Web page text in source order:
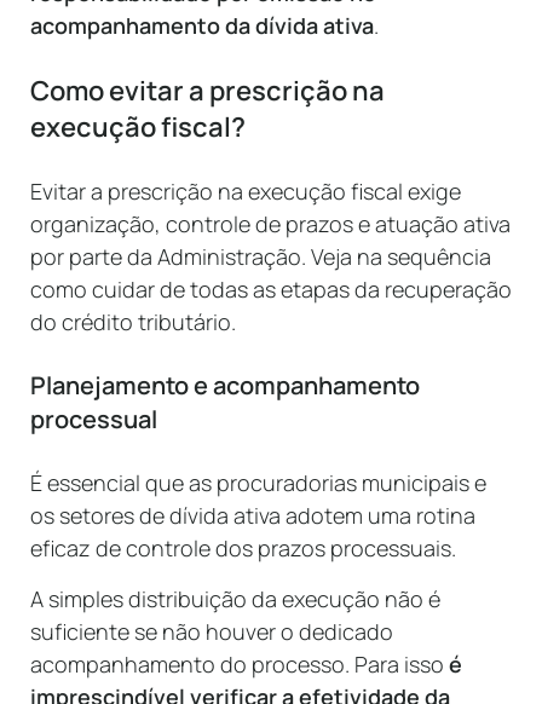
acompanhamento da dívida ativa.
Como evitar a prescrição na
execução fiscal?
Evitar a prescrição na execução fiscal exige
organização, controle de prazos e atuação ativa
por parte da Administração. Veja na sequência
como cuidar de todas as etapas da recuperação
do crédito tributário.
Planejamento e acompanhamento
processual
É essencial que as procuradorias municipais e
os setores de dívida ativa adotem uma rotina
eficaz de controle dos prazos processuais.
A simples distribuição da execução não é
suficiente se não houver o dedicado
acompanhamento do processo. Para isso é
imprescindível verificar a efetividade da